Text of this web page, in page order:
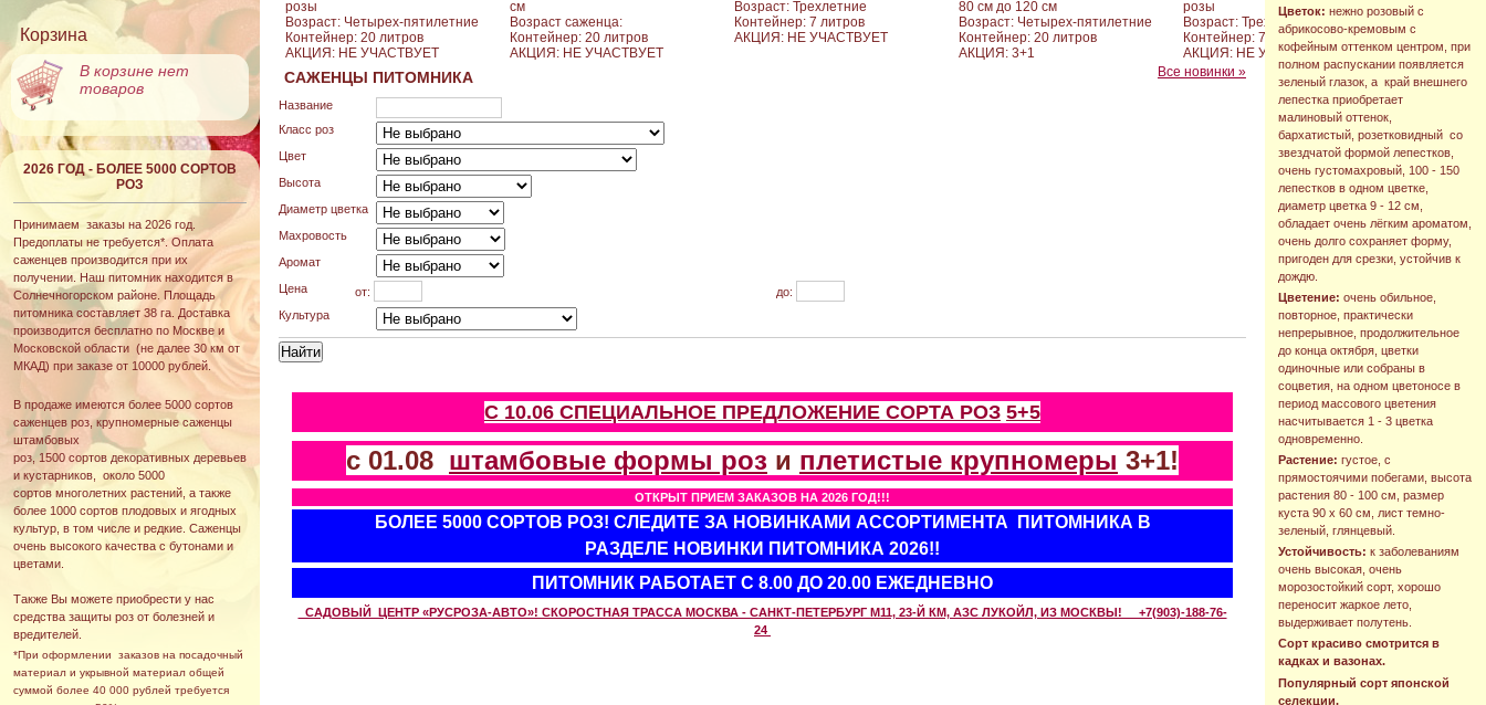
Корзина
В корзине нет
товаров
2026 ГОД - БОЛЕЕ 5000 СОРТОВ
РОЗ
Принимаем заказы на 2026 год.
Предоплаты не требуется*. Оплата
саженцев производится при их
получении. Наш питомник находится в
Солнечногорском районе. Площадь
питомника составляет 38 га. Доставка
производится бесплатно по Москве и
Московской области (не далее 30 км от
МКАД) при заказе от 10000 рублей.
В продаже имеются более 5000 сортов
саженцев роз, крупномерные саженцы
штамбовых
роз, 1500 сортов декоративных деревьев
и кустарников, около 5000
сортов многолетних растений, а также
более 1000 сортов плодовых и ягодных
культур, в том числе и редкие. Саженцы
очень высокого качества с бутонами и
цветами.
Также Вы можете приобрести у нас
средства защиты роз от болезней и
вредителей.
*При оформлении заказов на посадочный
материал и укрывной материал общей
суммой более 40 000 рублей требуется
Цветок: нежно розовый с
абрикосово-кремовым с
кофейным оттенком центром, при
полном распускании появляется
зеленый глазок, а край внешнего
лепестка приобретает
малиновый оттенок,
бархатистый, розетковидный со
звездчатой формой лепестков,
очень густомахровый, 100 - 150
лепестков в одном цветке,
диаметр цветка 9 - 12 см,
обладает очень лёгким ароматом,
очень долго сохраняет форму,
пригоден для срезки, устойчив к
дождю.
Цветение: очень обильное,
повторное, практически
непрерывное, продолжительное
до конца октября, цветки
одиночные или собраны в
соцветия, на одном цветоносе в
период массового цветения
насчитывается 1 - 3 цветка
одновременно.
Растение: густое, с
прямостоячими побегами, высота
растения 80 - 100 см, размер
куста 90 х 60 см, лист темно-
зеленый, глянцевый.
Устойчивость: к заболеваниям
очень высокая, очень
морозостойкий сорт, хорошо
переносит жаркое лето,
выдерживает полутень.
Сорт красиво смотрится в
кадках и вазонах.
Популярный сорт японской
селекции.
розы
Возраст: Четырех-пятилетние
Контейнер: 20 литров
АКЦИЯ: НЕ УЧАСТВУЕТ
см
Возраст саженца:
Контейнер: 20 литров
АКЦИЯ: НЕ УЧАСТВУЕТ
Возраст: Трехлетние
Контейнер: 7 литров
АКЦИЯ: НЕ УЧАСТВУЕТ
80 см до 120 см
Возраст: Четырех-пятилетние
Контейнер: 20 литров
АКЦИЯ: 3+1
розы
Возраст: Трехлетние
Контейнер: 7 литров
АКЦИЯ: НЕ УЧАСТВУЕТ
Все новинки »
САЖЕНЦЫ ПИТОМНИКА
Название
Класс роз
Цвет
Высота
Диаметр цветка
Махровость
Аромат
Цена
от:
до:
Культура
С 10.06 СПЕЦИАЛЬНОЕ ПРЕДЛОЖЕНИЕ СОРТА РОЗ 5+5
с 01.08 штамбовые формы роз и плетистые крупномеры 3+1!
ОТКРЫТ ПРИЕМ ЗАКАЗОВ НА 2026 ГОД!!!
БОЛЕЕ 5000 СОРТОВ РОЗ! СЛЕДИТЕ ЗА НОВИНКАМИ АССОРТИМЕНТА ПИТОМНИКА В
РАЗДЕЛЕ НОВИНКИ ПИТОМНИКА 2026!!
ПИТОМНИК РАБОТАЕТ С 8.00 ДО 20.00 ЕЖЕДНЕВНО
САДОВЫЙ ЦЕНТР «РУСРОЗА-АВТО»! СКОРОСТНАЯ ТРАССА МОСКВА - САНКТ-ПЕТЕРБУРГ М11, 23-Й КМ, АЗС ЛУКОЙЛ, ИЗ МОСКВЫ! +7(903)-188-76-
24